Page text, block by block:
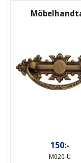
150:-
M020-U